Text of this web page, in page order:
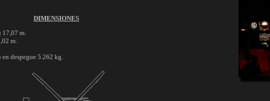
DIMENSIONES
17,07 m.
m.
despegue 5.262 kg.